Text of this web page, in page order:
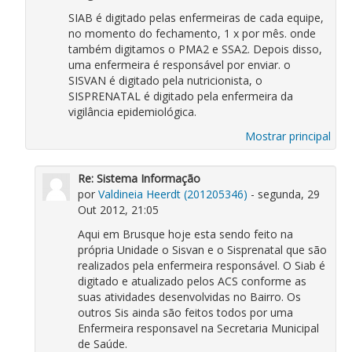
SIAB é digitado pelas enfermeiras de cada equipe,
no momento do fechamento, 1 x por mês. onde
também digitamos o PMA2 e SSA2. Depois disso,
uma enfermeira é responsável por enviar. o
SISVAN é digitado pela nutricionista, o
SISPRENATAL é digitado pela enfermeira da
vigilância epidemiológica.
Mostrar principal
Re: Sistema Informação
porValdineia Heerdt (201205346) - segunda, 29
Out 2012, 21:05
Aqui em Brusque hoje esta sendo feito na
própria Unidade o Sisvan e o Sisprenatal que são
realizados pela enfermeira responsável. O Siab é
digitado e atualizado pelos ACS conforme as
suas atividades desenvolvidas no Bairro. Os
outros Sis ainda são feitos todos por uma
Enfermeira responsavel na Secretaria Municipal
de Saúde.